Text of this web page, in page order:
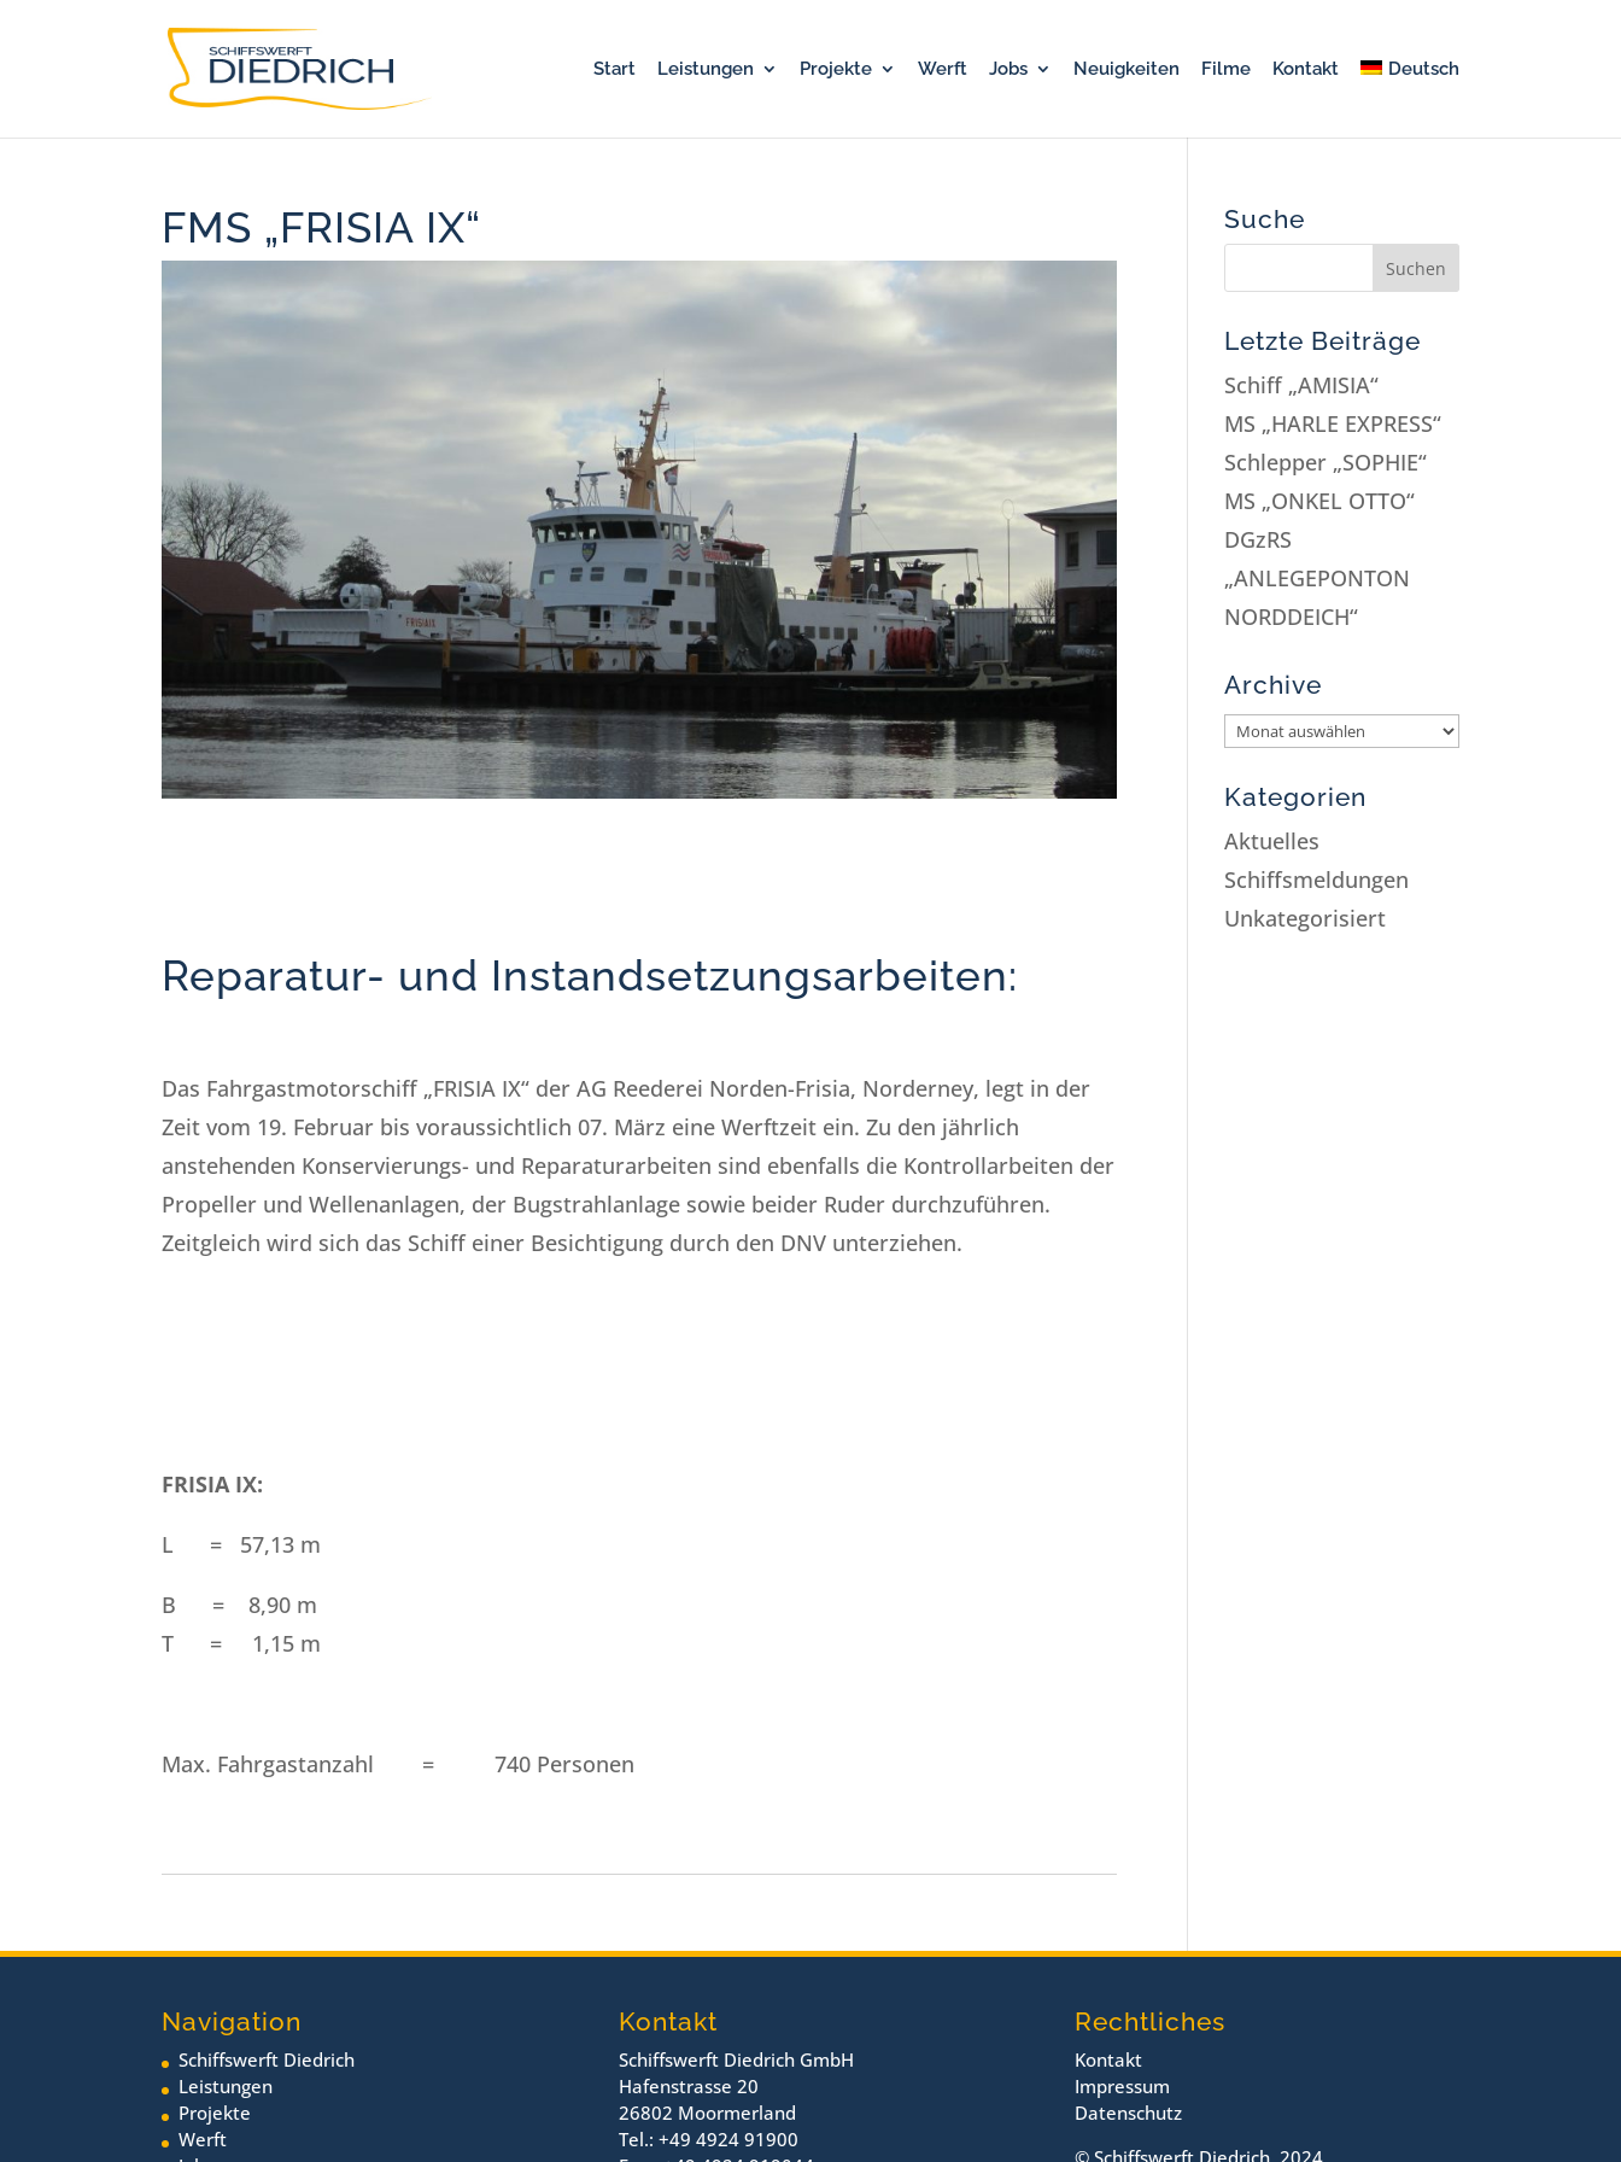
Start Leistungen Projekte Werft Jobs Neuigkeiten Filme Kontakt Deutsch
FMS „FRISIA IX“
Reparatur- und Instandsetzungsarbeiten:
Das Fahrgastmotorschiff „FRISIA IX“ der AG Reederei Norden-Frisia, Norderney, legt in der
Zeit vom 19. Februar bis voraussichtlich 07. März eine Werftzeit ein. Zu den jährlich
anstehenden Konservierungs- und Reparaturarbeiten sind ebenfalls die Kontrollarbeiten der
Propeller und Wellenanlagen, der Bugstrahlanlage sowie beider Ruder durchzuführen.
Zeitgleich wird sich das Schiff einer Besichtigung durch den DNV unterziehen.
FRISIA IX:
L = 57,13 m
B = 8,90 m
T = 1,15 m
Max. Fahrgastanzahl = 740 Personen
Suche
Letzte Beiträge
Schiff „AMISIA“
MS „HARLE EXPRESS“
Schlepper „SOPHIE“
MS „ONKEL OTTO“
DGzRS
„ANLEGEPONTON
NORDDEICH“
Archive
Kategorien
Aktuelles
Schiffsmeldungen
Unkategorisiert
Navigation
Schiffswerft Diedrich
Leistungen
Projekte
Werft
Kontakt
Schiffswerft Diedrich GmbH
Hafenstrasse 20
26802 Moormerland
Tel.: +49 4924 91900
Rechtliches
Kontakt
Impressum
Datenschutz